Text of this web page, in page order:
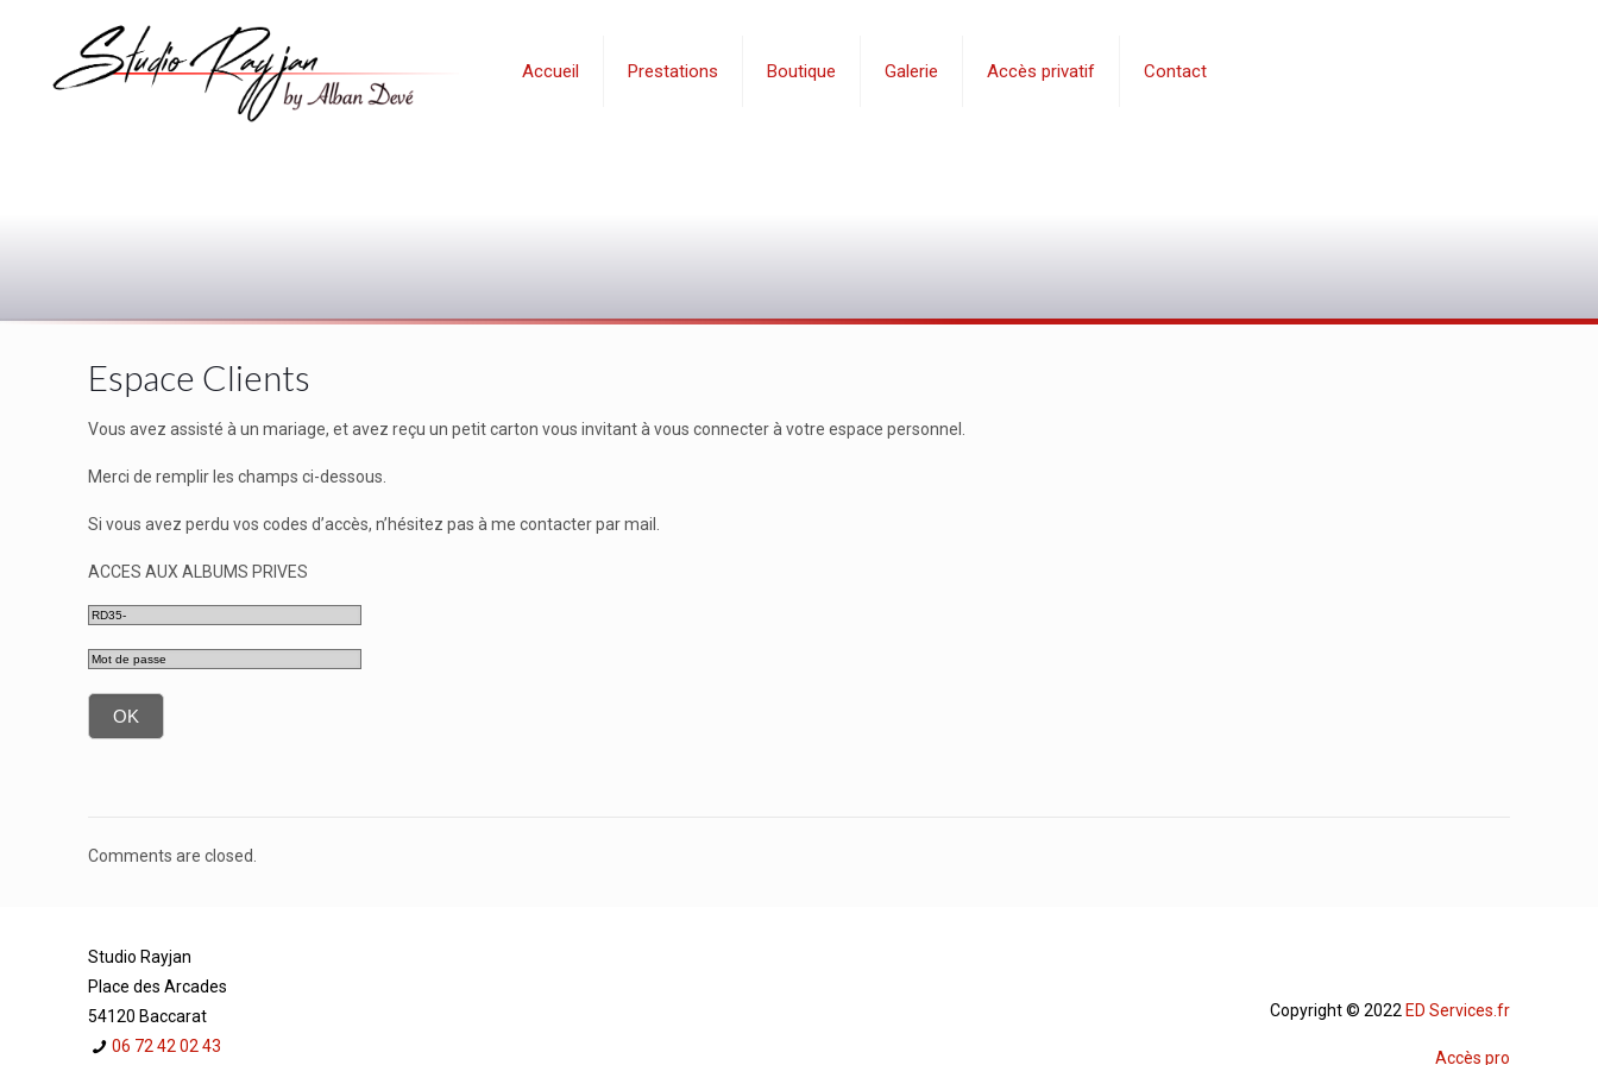
Accueil Prestations Boutique Galerie Accès privatif Contact
Espace Clients
Vous avez assisté à un mariage, et avez reçu un petit carton vous invitant à vous connecter à votre espace personnel.
Merci de remplir les champs ci-dessous.
Si vous avez perdu vos codes d’accès, n’hésitez pas à me contacter par mail.
ACCES AUX ALBUMS PRIVES
Comments are closed.
Studio Rayjan
Place des Arcades
54120 Baccarat
06 72 42 02 43
Copyright © 2022 ED Services.fr
Accès pro